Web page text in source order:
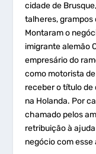
cidade de
talheres, grampos
Montaram o
imigrante alemão
empresário do
como motorista
receber o título de
na Holanda. Por
chamado pelos
retribuição à
negócio com esse